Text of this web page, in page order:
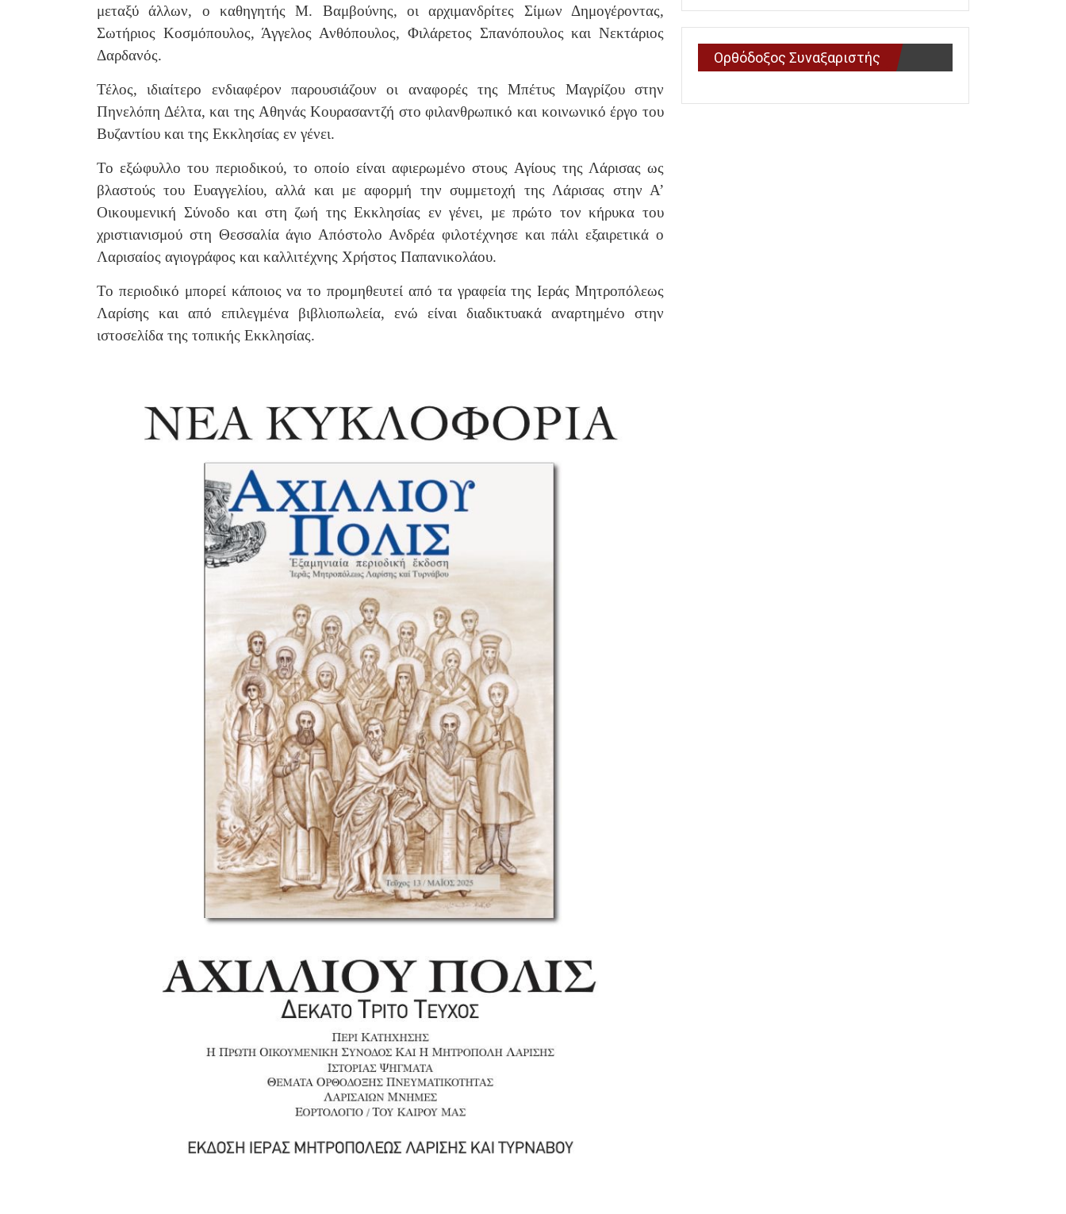
μεταξύ άλλων, ο καθηγητής Μ. Βαμβούνης, οι αρχιμανδρίτες Σίμων Δημογέροντας,
Σωτήριος Κοσμόπουλος, Άγγελος Ανθόπουλος, Φιλάρετος Σπανόπουλος και Νεκτάριος
Δαρδανός.
Τέλος, ιδιαίτερο ενδιαφέρον παρουσιάζουν οι αναφορές της Μπέτυς Μαγρίζου στην
Πηνελόπη Δέλτα, και της Αθηνάς Κουρασαντζή στο φιλανθρωπικό και κοινωνικό έργο του
Βυζαντίου και της Εκκλησίας εν γένει.
Το εξώφυλλο του περιοδικού, το οποίο είναι αφιερωμένο στους Αγίους της Λάρισας ως
βλαστούς του Ευαγγελίου, αλλά και με αφορμή την συμμετοχή της Λάρισας στην Α’
Οικουμενική Σύνοδο και στη ζωή της Εκκλησίας εν γένει, με πρώτο τον κήρυκα του
χριστιανισμού στη Θεσσαλία άγιο Απόστολο Ανδρέα φιλοτέχνησε και πάλι εξαιρετικά ο
Λαρισαίος αγιογράφος και καλλιτέχνης Χρήστος Παπανικολάου.
Το περιοδικό μπορεί κάποιος να το προμηθευτεί από τα γραφεία της Ιεράς Μητροπόλεως
Λαρίσης και από επιλεγμένα βιβλιοπωλεία, ενώ είναι διαδικτυακά αναρτημένο στην
ιστοσελίδα της τοπικής Εκκλησίας.
Ορθόδοξος Συναξαριστής